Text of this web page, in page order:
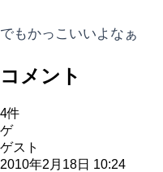
でもかっこいいよなぁ
コメント
4件
ゲ
ゲスト
2010年2月18日 10:24